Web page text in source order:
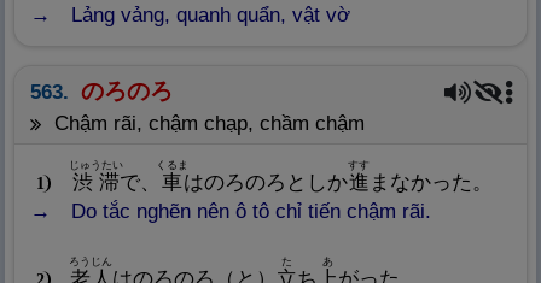
Lảng vảng, quanh quẩn, vật vờ
563. のろのろ
chậm rãi, chậm chạp, chầm chậm
1 渋滞
đọng lại
じゅうたい
で、 車
くるま
はのろのろとしか進
すす
まなかった。
Do tắc nghẽn nên ô tô chỉ tiến chậm rãi.
ろうじん た あ